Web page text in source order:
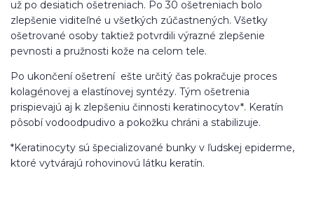
už po desiatich ošetreniach. Po 30 ošetreniach bolo
zlepšenie viditeľné u všetkých zúčastnených. Všetky
ošetrované osoby taktiež potvrdili výrazné zlepšenie
pevnosti a pružnosti kože na celom tele.
Po ukončení ošetrení ešte určitý čas pokračuje proces
kolagénovej a elastínovej syntézy. Tým ošetrenia
prispievajú aj k zlepšeniu činnosti keratinocytov*. Keratín
pôsobí vodoodpudivo a pokožku chráni a stabilizuje.
*Keratinocyty sú špecializované bunky v ľudskej epiderme,
ktoré vytvárajú rohovinovú látku keratín.